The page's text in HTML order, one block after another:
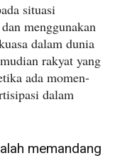
situasi
menggunakan
dalam dunia
rakyat yang
ada momen-
dalam
memandang